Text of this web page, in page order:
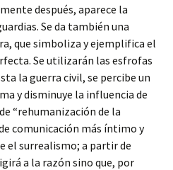
después, aparece la
Se da también una
que simboliza y ejemplifica el
Se utilizarán las esfrofas
la guerra civil, se percibe un
y disminuye la influencia de
“rehumanización de la
comunicación más íntimo y
el surrealismo; a partir de
a la razón sino que, por